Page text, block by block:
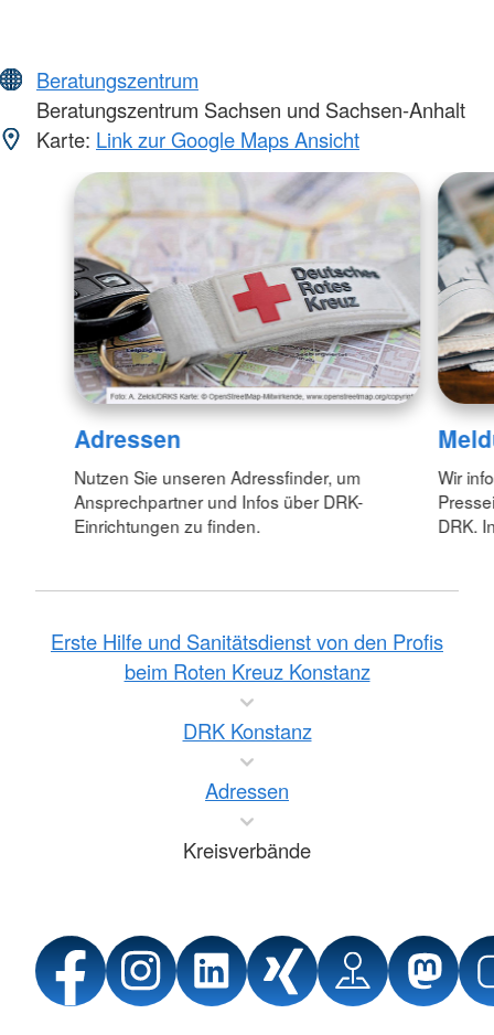
Beratungszentrum
Beratungszentrum Sachsen und Sachsen-Anhalt
Karte: Link zur Google Maps Ansicht
Adressen
Nutzen Sie unseren Adressfinder, um
Ansprechpartner und Infos über DRK-
Einrichtungen zu finden.
Wir
DRK.
Erste Hilfe und Sanitätsdienst von den Profis
beim Roten Kreuz Konstanz
DRK Konstanz
Adressen
Kreisverbände